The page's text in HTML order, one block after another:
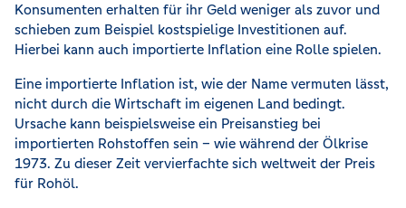
Konsumenten erhalten für ihr Geld weniger als zuvor und
schieben zum Beispiel kostspielige Investitionen auf.
Hierbei kann auch importierte Inflation eine Rolle spielen.
Eine importierte Inflation ist, wie der Name vermuten lässt,
nicht durch die Wirtschaft im eigenen Land bedingt.
Ursache kann beispielsweise ein Preisanstieg bei
importierten Rohstoffen sein – wie während der Ölkrise
1973. Zu dieser Zeit vervierfachte sich weltweit der Preis
für Rohöl.